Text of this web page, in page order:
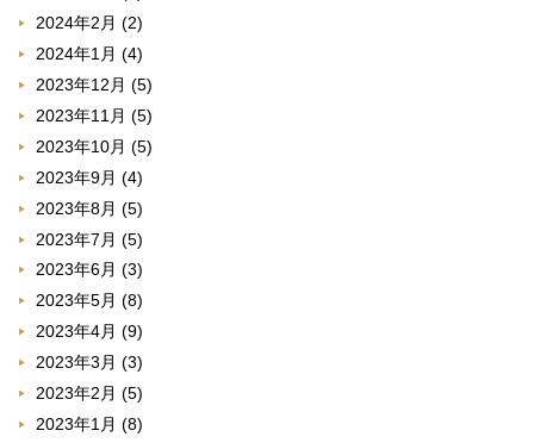
2024年2月 (2)
2024年1月 (4)
2023年12月 (5)
2023年11月 (5)
2023年10月 (5)
2023年9月 (4)
2023年8月 (5)
2023年7月 (5)
2023年6月 (3)
2023年5月 (8)
2023年4月 (9)
2023年3月 (3)
2023年2月 (5)
2023年1月 (8)